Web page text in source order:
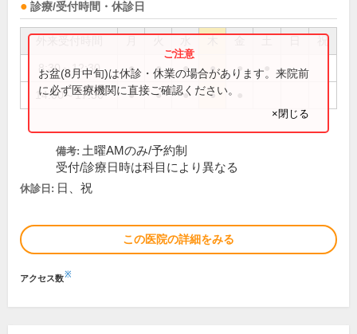
診療/受付時間・休診日
祝
8:30～12:30 ● ● ● ● ●
14:00～17:30 ● ● ● ●
お盆(8月中旬)は休診・休業の場合があります。来院前
に必ず医療機関に直接ご確認ください。
×閉じる
備考: 土曜AMのみ/予約制
受付/診療日時は科目により異なる
休診日: 日、祝
この医院の詳細をみる
アクセス数※